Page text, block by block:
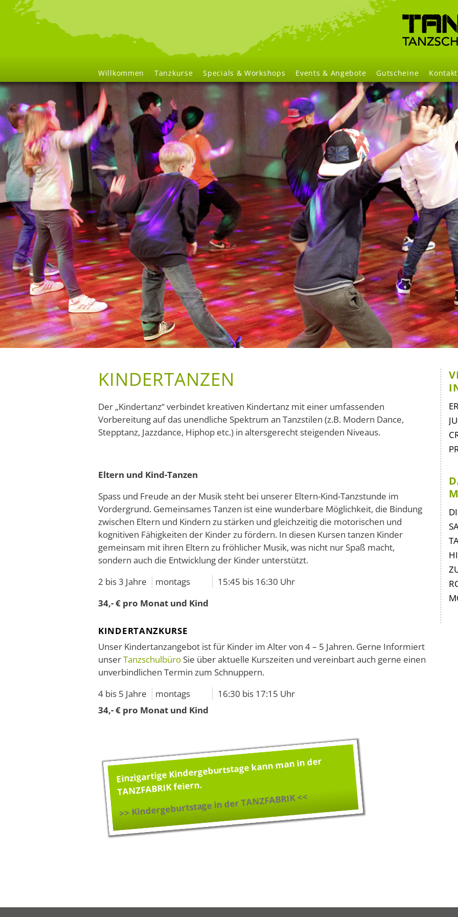
Navigation
überspringen
Navigation
überspringen
Willkommen Tanzkurse Specials & Workshops Events & Angebote Gutscheine Kontakt
KINDERTANZEN
Der „Kindertanz“ verbindet kreativen Kindertanz mit einer umfassenden
Vorbereitung auf das unendliche Spektrum an Tanzstilen (z.B. Modern Dance,
Stepptanz, Jazzdance, Hiphop etc.) in altersgerecht steigenden Niveaus.
Eltern und Kind-Tanzen
Spass und Freude an der Musik steht bei unserer Eltern-Kind-Tanzstunde im
Vordergrund. Gemeinsames Tanzen ist eine wunderbare Möglichkeit, die Bindung
zwischen Eltern und Kindern zu stärken und gleichzeitig die motorischen und
kognitiven Fähigkeiten der Kinder zu fördern. In diesen Kursen tanzen Kinder
gemeinsam mit ihren Eltern zu fröhlicher Musik, was nicht nur Spaß macht,
sondern auch die Entwicklung der Kinder unterstützt.
2 bis 3 Jahre
montags
15:45 bis 16:30 Uhr
34,- € pro Monat und Kind
KINDERTANZKURSE
Unser Kindertanzangebot ist für Kinder im Alter von 4 – 5 Jahren. Gerne Informiert
unserTanzschulbüro Sie über aktuelle Kurszeiten und vereinbart auch gerne einen
unverbindlichen Termin zum Schnuppern.
4 bis 5 Jahre
montags
16:30 bis 17:15 Uhr
34,- € pro Monat und Kind
Einzigartige Kindergeburtstage kann man in der
TANZFABRIK feiern.
>> Kindergeburtstage in der TANZFABRIK <<